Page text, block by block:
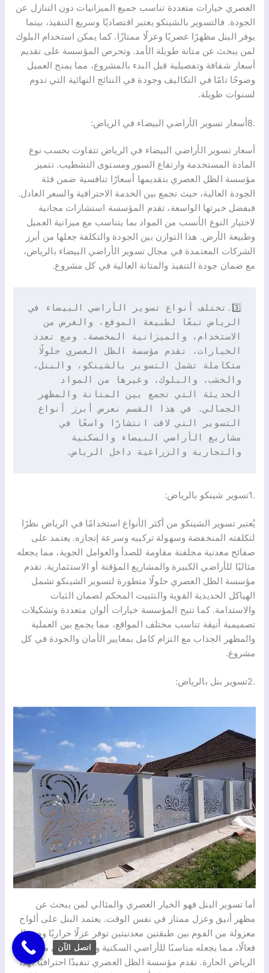
العصري خيارات متعددة تناسب جميع الميزانيات دون التنازل عن
الجودة. فالتسوير بالشينكو يعتبر اقتصاديًا وسريع التنفيذ، بينما
يوفر البنل مظهرًا عصريًا وعزلًا ممتازًا. كما يمكن استخدام البلوك
لمن يبحث عن متانة طويلة الأمد. وتحرص المؤسسة على تقديم
أسعار شفافة وتفصيلية قبل البدء بالمشروع، مما يمنح العميل
وضوحًا تامًا في التكاليف وجودة في النتائج النهائية التي تدوم
لسنوات طويلة.
.8أسعار تسوير الأراضي البيضاء في الرياض:
أسعار تسوير الأراضي البيضاء في الرياض تتفاوت بحسب نوع
المادة المستخدمة وارتفاع السور ومستوى التشطيب. تتميز
مؤسسة الظل العصري بتقديمها أسعارًا تنافسية ضمن فئة
الجودة العالية، حيث تجمع بين الخدمة الاحترافية والسعر العادل.
فبفضل خبرتها الواسعة، تقدم المؤسسة استشارات مجانية
لاختيار النوع الأنسب من المواد بما يتناسب مع ميزانية العميل
وطبيعة الأرض. هذا التوازن بين الجودة والتكلفة جعلها من أبرز
الشركات المعتمدة في مجال تسوير الأراضي البيضاء بالرياض،
مع ضمان جودة التنفيذ والمتانة العالية في كل مشروع.
3️⃣.تختلف أنواع تسوير الأراضي البيضاء في
الرياض تبعًا لطبيعة الموقع، والغرض من
التسوير التي لاقت انتشارًا واسعًا في
والتجارية والزراعية داخل الرياض.
.1تسوير شينكو بالرياض:
يُعتبر تسوير الشينكو من أكثر الأنواع استخدامًا في الرياض نظرًا
لتكلفته المنخفضة وسهولة تركيبه وسرعة إنجازه. يعتمد على
صفائح معدنية مجلفنة مقاومة للصدأ والعوامل الجوية، مما يجعله
مثاليًا للأراضي الكبيرة والمشاريع المؤقتة أو الاستثمارية. تقدم
مؤسسة الظل العصري حلولًا متطورة لتسوير الشينكو تشمل
الهياكل الحديدية القوية والتثبيت المحكم لضمان الثبات
والاستدامة. كما تتيح المؤسسة خيارات ألوان متعددة وتشكيلات
تصميمية أنيقة تناسب مختلف المواقع، مما يجمع بين العملية
والمظهر الجذاب مع التزام كامل بمعايير الأمان والجودة في كل
مشروع.
.2تسوير بنل بالرياض:
أما تسوير البنل فهو الخيار العصري والمثالي لمن يبحث عن
مظهر أنيق وعزل ممتاز في نفس الوقت. يعتمد البنل على ألواح
معزولة من الفوم بين طبقتين معدنيتين توفر عزلًا حراريًا وصوتيًا
فعالًا، مما يجعله مناسبًا للأراضي السكنية والتجارية في مناطق
الرياض الحارة. تقدم مؤسسة الظل العصري تنفيذًا احترافيًا لهذا
اتصل الآن